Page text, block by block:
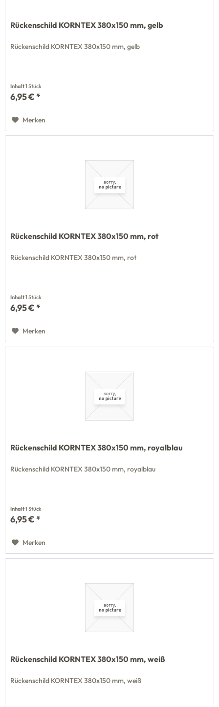
Rückenschild KORNTEX 380x150 mm, gelb
Rückenschild KORNTEX 380x150 mm, gelb
Inhalt1 Stück
6,95 € *
Merken
Rückenschild KORNTEX 380x150 mm, rot
Rückenschild KORNTEX 380x150 mm, rot
Inhalt1 Stück
6,95 € *
Merken
Rückenschild KORNTEX 380x150 mm, royalblau
Rückenschild KORNTEX 380x150 mm, royalblau
Inhalt1 Stück
6,95 € *
Merken
Rückenschild KORNTEX 380x150 mm, weiß
Rückenschild KORNTEX 380x150 mm, weiß